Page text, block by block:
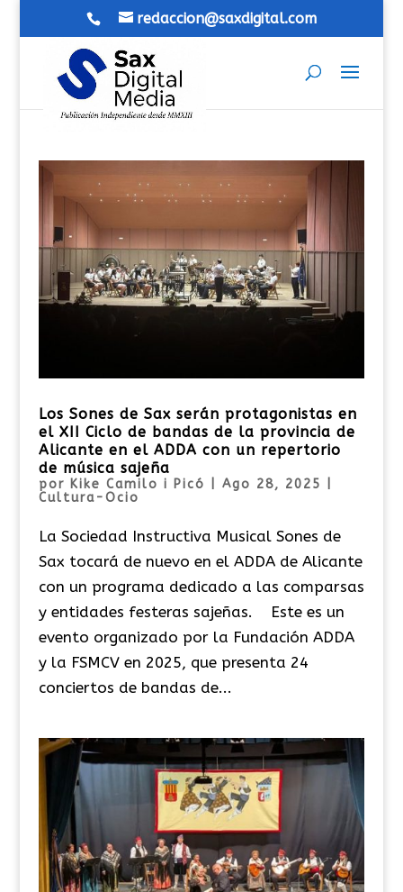
redaccion@saxdigital.com
Los Sones de Sax serán protagonistas en
el XII Ciclo de bandas de la provincia de
Alicante en el ADDA con un repertorio
de música sajeña
por Kike Camilo i Picó Ago 28, 2025
Cultura-Ocio
La Sociedad Instructiva Musical Sones de
Sax tocará de nuevo en el ADDA de Alicante
con un programa dedicado a las comparsas
y entidades festeras sajeñas. Este es un
evento organizado por la Fundación ADDA
y la FSMCV en 2025, que presenta 24
conciertos de bandas de...